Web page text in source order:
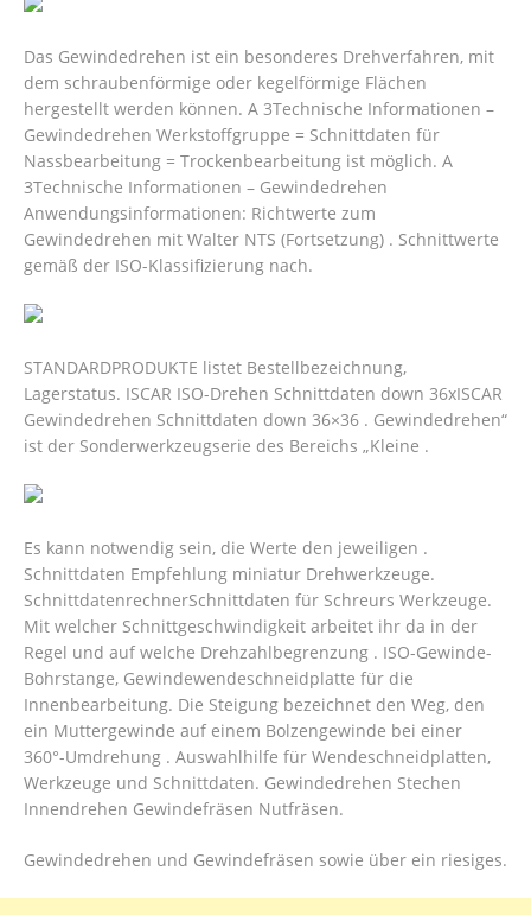
Das Gewindedrehen ist ein besonderes Drehverfahren, mit
dem schraubenförmige oder kegelförmige Flächen
hergestellt werden können. A 3Technische Informationen –
Gewindedrehen Werkstoffgruppe = Schnittdaten für
Nassbearbeitung = Trockenbearbeitung ist möglich. A
3Technische Informationen – Gewindedrehen
Anwendungsinformationen: Richtwerte zum
Gewindedrehen mit Walter NTS (Fortsetzung) . Schnittwerte
gemäß der ISO-Klassifizierung nach.
STANDARDPRODUKTE listet Bestellbezeichnung,
Lagerstatus. ISCAR ISO-Drehen Schnittdaten down 36xISCAR
Gewindedrehen Schnittdaten down 36×36 . Gewindedrehen“
ist der Sonderwerkzeugserie des Bereichs „Kleine .
Es kann notwendig sein, die Werte den jeweiligen .
Schnittdaten Empfehlung miniatur Drehwerkzeuge.
SchnittdatenrechnerSchnittdaten für Schreurs Werkzeuge.
Mit welcher Schnittgeschwindigkeit arbeitet ihr da in der
Regel und auf welche Drehzahlbegrenzung . ISO-Gewinde-
Bohrstange, Gewindewendeschneidplatte für die
Innenbearbeitung. Die Steigung bezeichnet den Weg, den
ein Muttergewinde auf einem Bolzengewinde bei einer
360°-Umdrehung . Auswahlhilfe für Wendeschneidplatten,
Werkzeuge und Schnittdaten. Gewindedrehen Stechen
Innendrehen Gewindefräsen Nutfräsen.
Gewindedrehen und Gewindefräsen sowie über ein riesiges.